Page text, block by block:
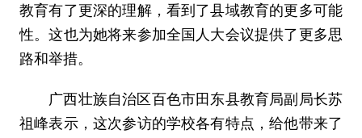
教育有了更深的理解，看到了县域教育的更多可能
性。这也为她将来参加全国人大会议提供了更多思
路和举措。
广西壮族自治区百色市田东县教育局副局长苏
祖峰表示，这次参访的学校各有特点，给他带来了